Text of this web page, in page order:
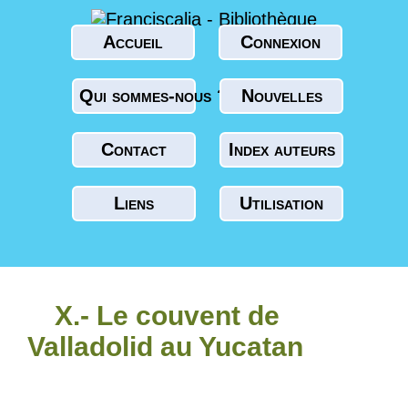
Accueil Connexion
Qui sommes-nous ? Nouvelles
Contact Index auteurs
Liens Utilisation
X.- Le couvent de
Valladolid au Yucatan